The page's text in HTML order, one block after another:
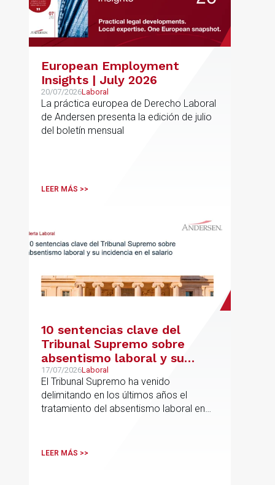
European Employment
Insights | July 2026
20/07/2026Laboral
La práctica europea de Derecho Laboral
de Andersen presenta la edición de julio
del boletín mensual
LEER MÁS >>
10 sentencias clave del
Tribunal Supremo sobre
absentismo laboral y su
incidencia en el salario
17/07/2026Laboral
El Tribunal Supremo ha venido
delimitando en los últimos años el
tratamiento del absentismo laboral en
asistencia, complementos de
LEER MÁS >>